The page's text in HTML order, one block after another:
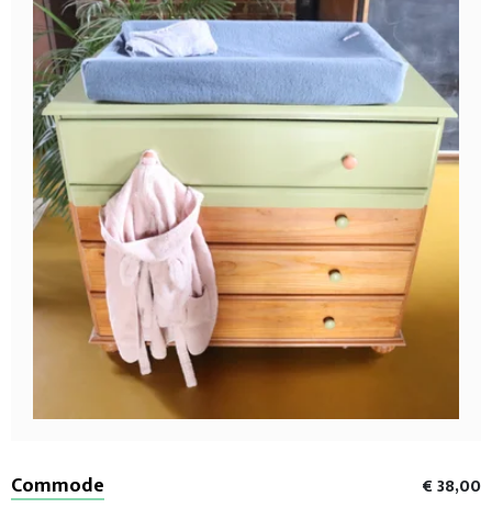
Commode
€ 38,00